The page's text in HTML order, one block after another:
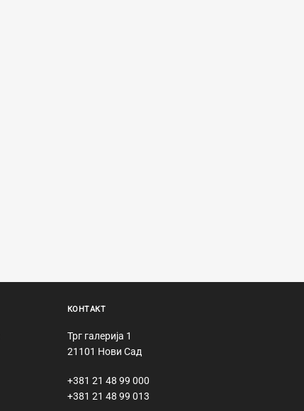
КОНТАКТ
Трг галерија 1
21101 Нови Сад
+381 21 48 99 000
+381 21 48 99 013